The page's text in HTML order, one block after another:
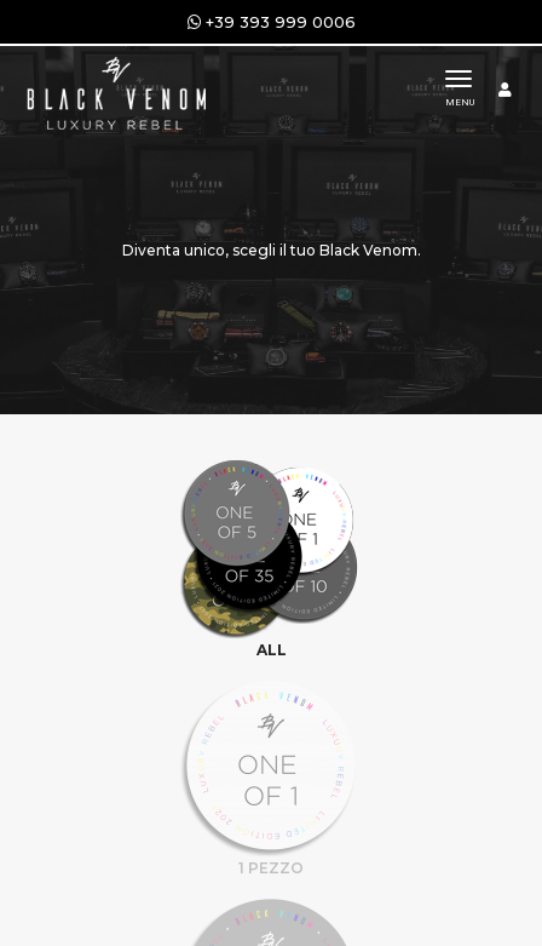
+39 393 999 0006
toggle
MENU
Diventa unico, scegli il tuo Black Venom.
ALL
1 PEZZO